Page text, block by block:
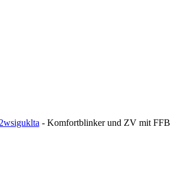
- Komfortblinker und ZV mit FFB